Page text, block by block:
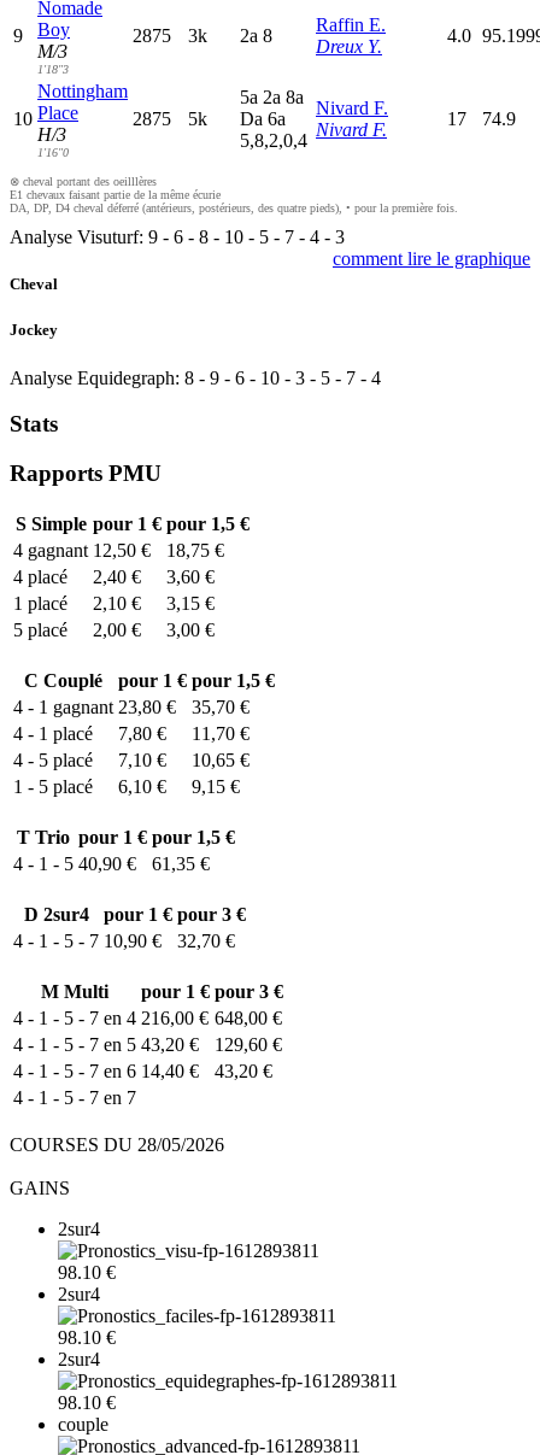
9
Nomade
Boy
M/3
1'18"3
2875 3k 2a 8
Raffin E.
Dreux Y.
4.0
10
Nottingham
Place
H/3
1'16"0
2875 5k
5a 2a 8a
Da 6a
5,8,2,0,4
Nivard F.
Nivard F.
17 74.9
⊗ cheval portant des oeilllères
E1 chevaux faisant partie de la même écurie
DA, DP, D4 cheval déferré (antérieurs, postérieurs, des quatre pieds), • pour la première fois.
Analyse Visuturf: 9 - 6 - 8 - 10 - 5 - 7 - 4 - 3
comment lire le graphique
Cheval
Jockey
Analyse Equidegraph: 8 - 9 - 6 - 10 - 3 - 5 - 7 - 4
Stats
Rapports PMU
SSimple pour 1 € pour 1,5 €
4 gagnant 12,50 €
18,75 €
4 placé 2,40 €
3,60 €
1 placé 2,10 €
3,15 €
5 placé 2,00 € 3,00 €
C Couplé pour 1 € pour 1,5 €
4 - 1 gagnant 23,80 €
35,70 €
4 - 1 placé 7,80 €
11,70 €
4 - 5 placé 7,10 €
10,65 €
1 - 5 placé 6,10 € 9,15 €
T Trio pour 1 € pour 1,5 €
4 - 1 - 5 40,90 € 61,35 €
D 2sur4 pour 1 € pour 3 €
4 - 1 - 5 - 7 10,90 € 32,70 €
M Multi pour 1 € pour 3 €
4 - 1 - 5 - 7 en 4 216,00 € 648,00 €
4 - 1 - 5 - 7 en 5 43,20 €
129,60 €
4 - 1 - 5 - 7 en 6 14,40 €
43,20 €
4 - 1 - 5 - 7 en 7
COURSES DU 28/05/2026
GAINS
2sur4
98.10 €
2sur4
98.10 €
2sur4
98.10 €
couple